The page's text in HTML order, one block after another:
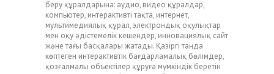
беру құралдарына: аудио, видео құралдар,
компьютер, интерактивті тақта, интернет,
мультимедиялық құрал, электрондық оқулықтар
мен оқу әдістемелік кешендер, инновациялық сайт
және тағы басқалары жатады. Қазіргі таңда
көптеген интерактивтік бағдарламалық бөлімдер,
қозғалмалы объектілер құруға мүмкіндік беретін